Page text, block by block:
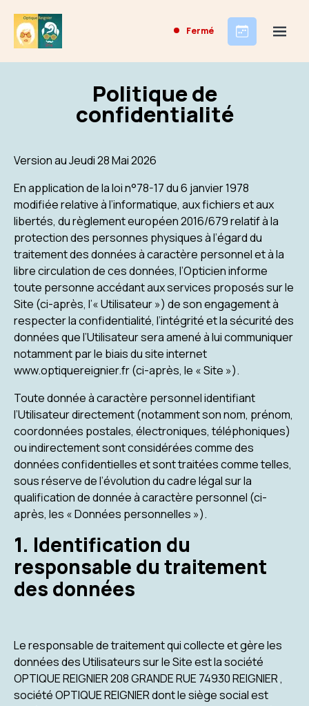
Fermé
Politique de
confidentialité
Version au Jeudi 28 Mai 2026
En application de la loi n°78-17 du 6 janvier 1978
modifiée relative à l’informatique, aux fichiers et aux
libertés, du règlement européen 2016/679 relatif à la
protection des personnes physiques à l’égard du
traitement des données à caractère personnel et à la
libre circulation de ces données, l’Opticien informe
toute personne accédant aux services proposés sur le
Site (ci-après, l’« Utilisateur ») de son engagement à
respecter la confidentialité, l’intégrité et la sécurité des
données que l’Utilisateur sera amené à lui communiquer
notamment par le biais du site internet
www.optiquereignier.fr (ci-après, le « Site »).
Toute donnée à caractère personnel identifiant
l’Utilisateur directement (notamment son nom, prénom,
coordonnées postales, électroniques, téléphoniques)
ou indirectement sont considérées comme des
données confidentielles et sont traitées comme telles,
sous réserve de l’évolution du cadre légal sur la
qualification de donnée à caractère personnel (ci-
après, les « Données personnelles »).
1. Identification du
responsable du traitement
des données
Le responsable de traitement qui collecte et gère les
données des Utilisateurs sur le Site est la société
OPTIQUE REIGNIER 208 GRANDE RUE 74930 REIGNIER ,
société OPTIQUE REIGNIER dont le siège social est